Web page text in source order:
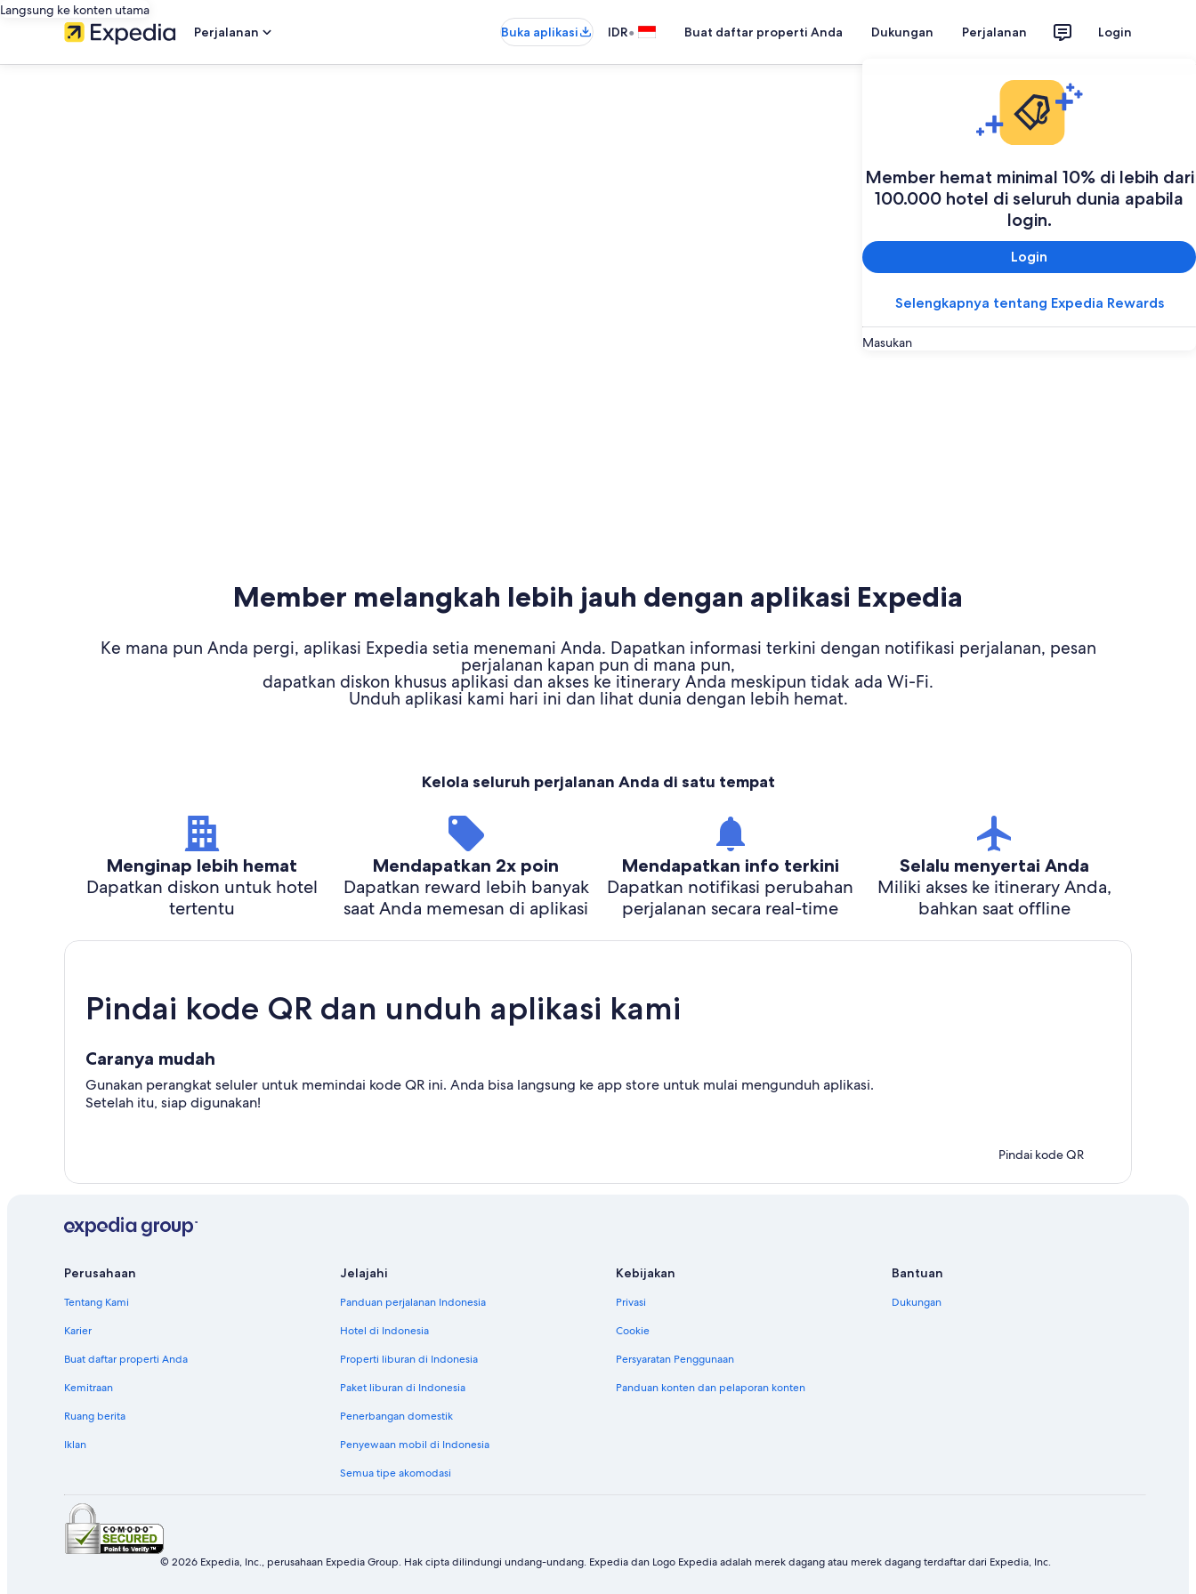
Langsung ke konten utama
Perjalanan
Buka aplikasi IDR• Buat daftar properti Anda Dukungan Perjalanan Login
Member hemat minimal 10% di lebih dari
100.000 hotel di seluruh dunia apabila
login.
Login
Selengkapnya tentang Expedia Rewards
Masukan
Member melangkah lebih jauh dengan aplikasi Expedia
Ke mana pun Anda pergi, aplikasi Expedia setia menemani Anda. Dapatkan informasi terkini dengan notifikasi perjalanan, pesan
perjalanan kapan pun di mana pun,
dapatkan diskon khusus aplikasi dan akses ke itinerary Anda meskipun tidak ada Wi-Fi.
Unduh aplikasi kami hari ini dan lihat dunia dengan lebih hemat.
Kelola seluruh perjalanan Anda di satu tempat
Menginap lebih hemat
Dapatkan diskon untuk hotel
tertentu
Mendapatkan 2x poin
Dapatkan reward lebih banyak
saat Anda memesan di aplikasi
Mendapatkan info terkini
Dapatkan notifikasi perubahan
perjalanan secara real-time
Selalu menyertai Anda
Miliki akses ke itinerary Anda,
bahkan saat offline
Pindai kode QR dan unduh aplikasi kami
Caranya mudah
Gunakan perangkat seluler untuk memindai kode QR ini. Anda bisa langsung ke app store untuk mulai mengunduh aplikasi.
Setelah itu, siap digunakan!
Pindai kode QR
Perusahaan
Tentang Kami
Karier
Buat daftar properti Anda
Kemitraan
Ruang berita
Iklan
Jelajahi
Panduan perjalanan Indonesia
Hotel di Indonesia
Properti liburan di Indonesia
Paket liburan di Indonesia
Penerbangan domestik
Penyewaan mobil di Indonesia
Semua tipe akomodasi
Kebijakan
Privasi
Cookie
Persyaratan Penggunaan
Panduan konten dan pelaporan konten
Bantuan
Dukungan
© 2026 Expedia, Inc., perusahaan Expedia Group. Hak cipta dilindungi undang-undang. Expedia dan Logo Expedia adalah merek dagang atau merek dagang terdaftar dari Expedia, Inc.